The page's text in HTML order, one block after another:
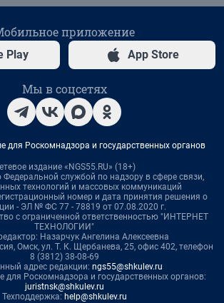
приложение
Play App Store
Мы в соцсетях
для Роскомнадзора и государственных органов
издание «NGS55.RU» (18+)
Федеральной службой по надзору в сфере связи,
технологий и массовых коммуникаций
номер и дата принятия решения о
- ЭЛ № ФС 77 - 78819 от 07.08.2020 г.
с ограниченной ответственностью "ИНТЕРНЕТ
ТЕХНОЛОГИИ"
Назарчук Ангелина Алексеевна
Омск, ул. Т. К. Щербанева, 25, офис 402, телефон
8 (3812) 38-08-69
адрес редакции: ngs55@shkulev.ru
для Роскомнадзора и государственных органов:
juristnsk@shkulev.ru
Техподдержка: help@shkulev.ru